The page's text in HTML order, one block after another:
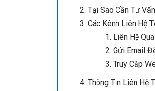
Tại Sao Cần Tư
Các Kênh Liên Hệ
Liên Hệ
Gửi Email
Truy Cập
Thông Tin Liên Hệ